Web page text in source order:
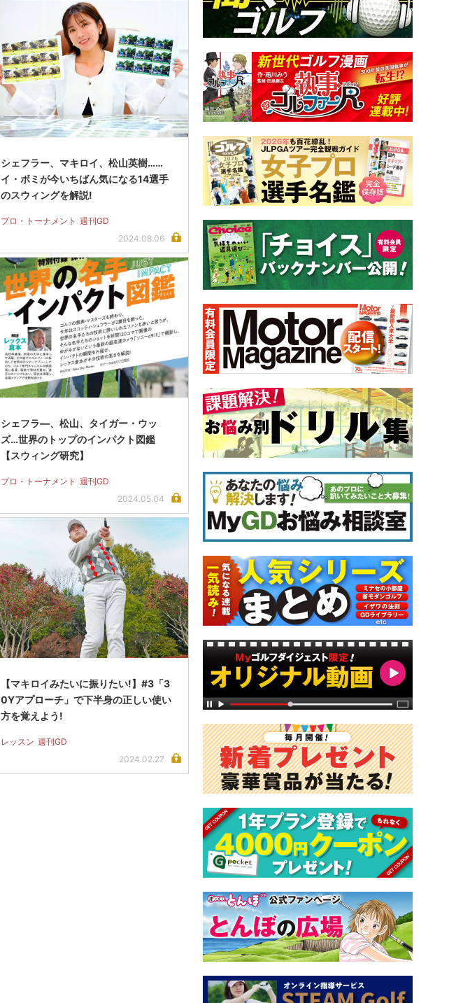
シェフラー、マキロイ、松山英樹……
イ・ボミが今いちばん気になる14選手
のスウィングを解説!
プロ・トーナメント 週刊GD
2024.08.06
シェフラ―、松山、タイガー・ウッ
ズ…世界のトップのインパクト図鑑
【スウィング研究】
プロ・トーナメント 週刊GD
2024.05.04
【マキロイみたいに振りたい!】#3「3
0Yアプローチ」で下半身の正しい使い
方を覚えよう!
レッスン 週刊GD
2024.02.27